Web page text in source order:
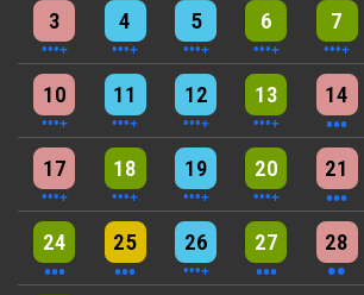
3
4 events 4
4 events 5
7 events 6
6 events 7
5 events
10
5 events 11
7 events 12
6 events 13
9 events 14
3 events
17
5 events 18
6 events 19
7 events 20
6 events 21
3 events
24
3 events 25
3 events 26
6 events 27
3 events 28
2 events